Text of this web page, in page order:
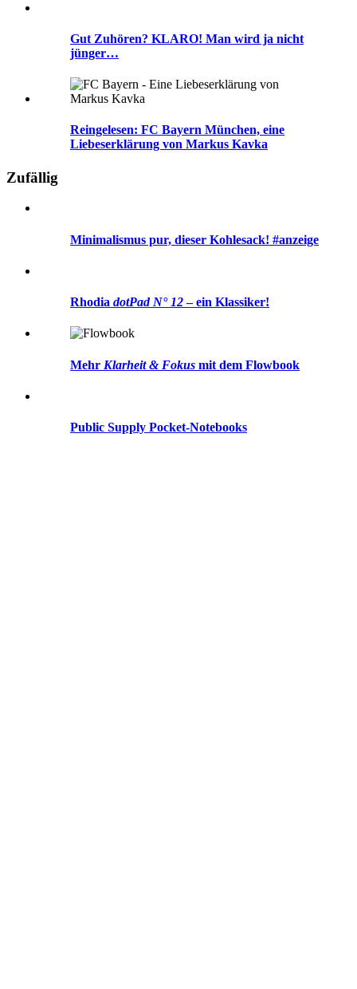
Gut Zuhören? KLARO! Man wird ja nicht
jünger…
Reingelesen: FC Bayern München, eine
Liebeserklärung von Markus Kavka
Zufällig
Minimalismus pur, dieser Kohlesack! #anzeige
Rhodia dotPad N° 12– ein Klassiker!
Mehr Klarheit & Fokus mit dem Flowbook
Public Supply Pocket-Notebooks